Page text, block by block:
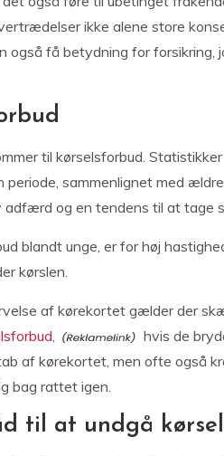
ikke alene store
få betydning for forsikring,
til kørselsforbud.
sammenlignet med
og en tendens til at tage
blandt unge, er for høj
kørslen.
af kørekortet gælder der
hvis de
af kørekortet, men ofte også
bag rattet igen.
til at undgå